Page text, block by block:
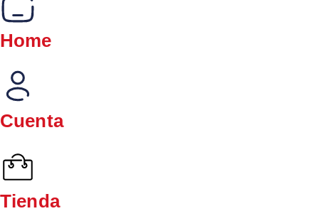
Home
Cuenta
Tienda